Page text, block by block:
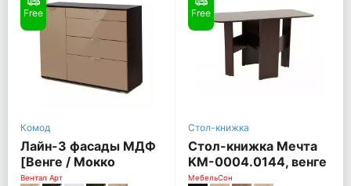
Free
Комод
Лайн-3 фасады МДФ
[Венге / Мокко
глянец]
Вентал Арт
Free
Стол-книжка
Стол-книжка Мечта
KM-0004.0144, венге
МебельСон